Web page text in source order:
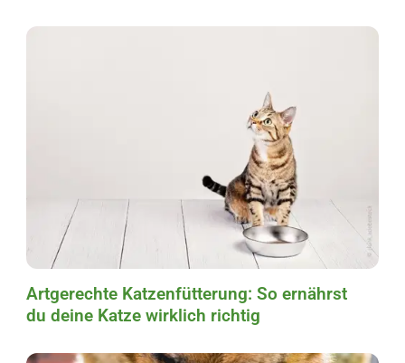
Artgerechte Katzenfütterung: So ernährst
du deine Katze wirklich richtig